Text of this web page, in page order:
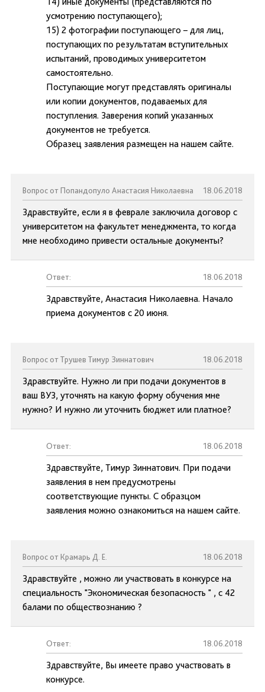
усмотрению поступающего);
15) 2 фотографии поступающего – для лиц,
поступающих по результатам вступительных
испытаний, проводимых университетом
самостоятельно.
Поступающие могут представлять оригиналы
или копии документов, подаваемых для
поступления. Заверения копий указанных
документов не требуется.
Образец заявления размещен на нашем сайте.
Вопрос от Попандопуло Анастасия Николаевна 18.06.2018
Здравствуйте, если я в феврале заключила договор с
университетом на факультет менеджмента, то когда
мне необходимо привести остальные документы?
Ответ: 18.06.2018
Здравствуйте, Анастасия Николаевна. Начало
приема документов с 20 июня.
Вопрос от Трушев Тимур Зиннатович 18.06.2018
Здравствуйте. Нужно ли при подачи документов в
ваш ВУЗ, уточнять на какую форму обучения мне
нужно? И нужно ли уточнить бюджет или платное?
Ответ: 18.06.2018
Здравствуйте, Тимур Зиннатович. При подачи
заявления в нем предусмотрены
соответствующие пункты. С образцом
заявления можно ознакомиться на нашем сайте.
Вопрос от Крамарь Д. Е. 18.06.2018
Здравствуйте , можно ли участвовать в конкурсе на
специальность "Экономическая безопасность " , с 42
балами по обществознанию ?
Ответ: 18.06.2018
Здравствуйте, Вы имеете право участвовать в
конкурсе.